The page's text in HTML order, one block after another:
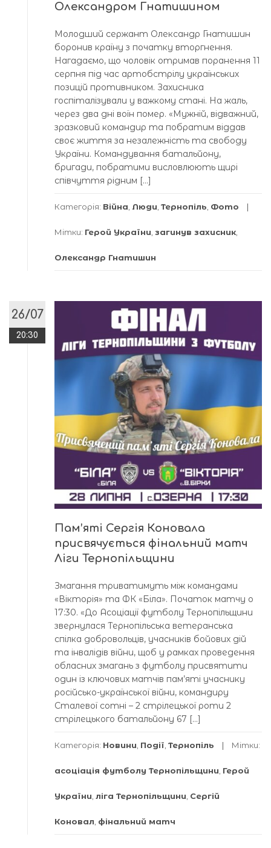
Олександром Гнатишином
Молодший сержант Олександр Гнатишин
боронив країну з початку вторгнення.
Нагадаємо, що чоловік отримав поранення 11
серпня під час артобстрілу українських
позицій противником. Захисника
госпіталізували у важкому стані. На жаль,
через два дні воїн помер. «Мужній, відважний,
зразковий командир та побратим віддав
своє життя за незалежність та свободу
України. Командування батальйону,
бригади, побратими висловлюють щирі
співчуття рідним […]
Категорія: Війна, Люди, Тернопіль, Фото
Мітки: Герой України, загинув захисник,
Олександр Гнатишин
26/07
20:30
Пам’яті Сергія Коновала
присвячується фінальний матч
Ліги Тернопільщини
Змагання триватимуть між командами
«Вікторія» та ФК «Біла». Початок матчу о
17:30. «До Асоціації футболу Тернопільщини
звернулася Тернопільська ветеранська
спілка добровольців, учасників бойових дій
та інвалідів війни, щоб у рамках проведення
обласних змагань з футболу присвятити
один із ключових матчів пам’яті учаснику
російсько-української війни, командиру
Сталевої сотні – 2 стрілецької роти 2
стрілецького батальйону 67 […]
Категорія: Новини, Події, Тернопіль Мітки:
асоціація футболу Тернопільщини, Герой
України, ліга Тернопільщини, Сергій
Коновал, фінальний матч